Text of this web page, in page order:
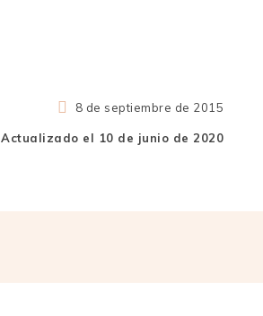
8 de septiembre de 2015
Actualizado el 10 de junio de 2020